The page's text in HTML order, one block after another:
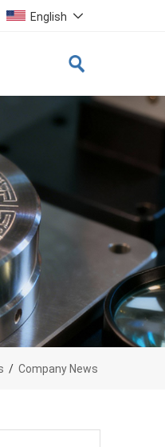
English 
/ Company News